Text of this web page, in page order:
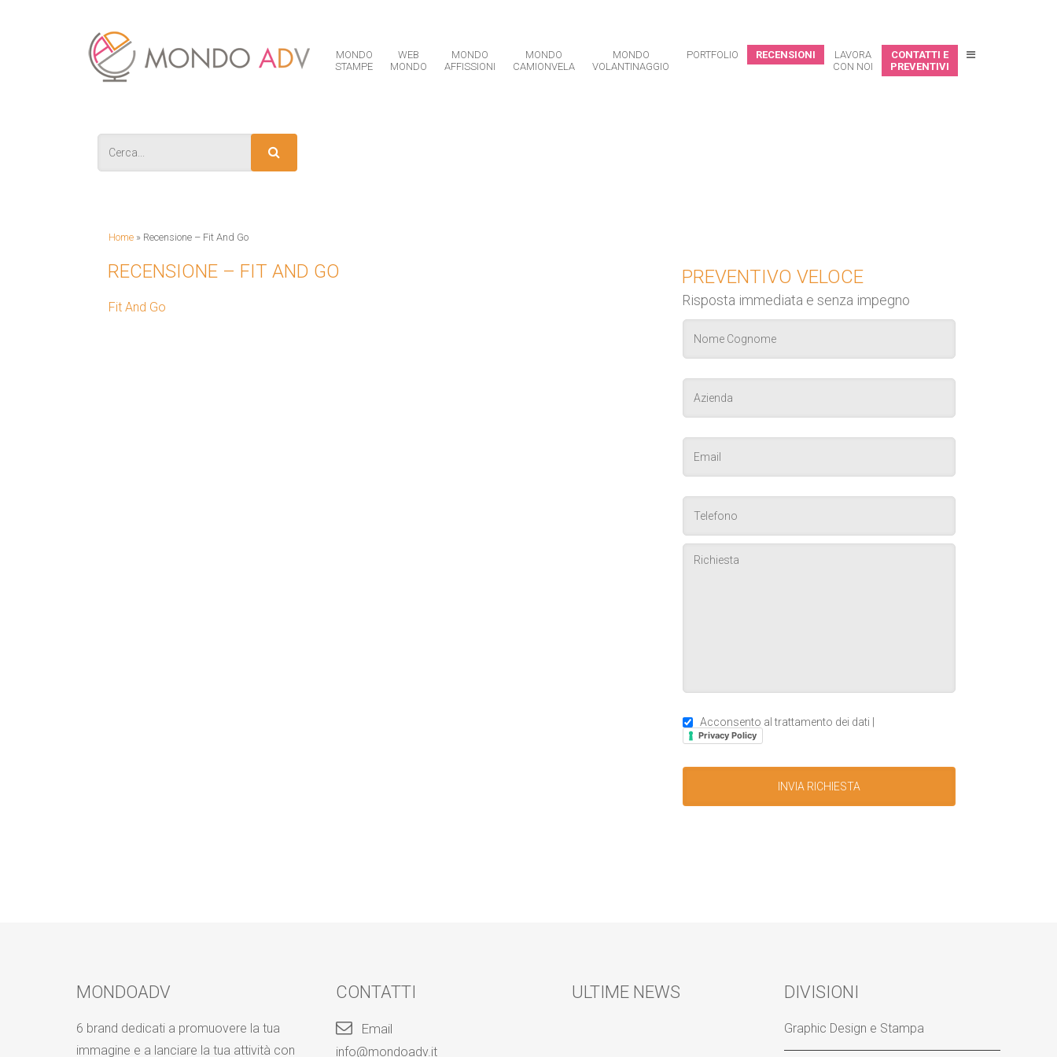
MONDO
STAMPE
WEB
MONDO
MONDO
AFFISSIONI
MONDO
CAMIONVELA
MONDO
VOLANTINAGGIO
PORTFOLIO RECENSIONI
LAVORA
CON NOI
CONTATTI E
PREVENTIVI
Home » Recensione – Fit And Go
RECENSIONE – FIT AND GO
Fit And Go
PREVENTIVO VELOCE
Risposta immediata e senza impegno
Acconsento al trattamento dei dati |
Privacy Policy
MONDOADV
6 brand dedicati a promuovere la tua
immagine e a lanciare la tua attività con
CONTATTI
Email
info@mondoadv.it
ULTIME NEWS DIVISIONI
Graphic Design e Stampa